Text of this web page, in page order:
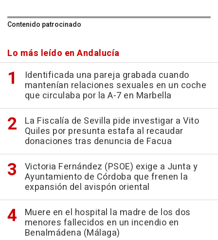
Contenido patrocinado
Lo más leído en Andalucía
Identificada una pareja grabada cuando
mantenían relaciones sexuales en un coche
que circulaba por la A-7 en Marbella
La Fiscalía de Sevilla pide investigar a Vito
Quiles por presunta estafa al recaudar
donaciones tras denuncia de Facua
Victoria Fernández (PSOE) exige a Junta y
Ayuntamiento de Córdoba que frenen la
expansión del avispón oriental
Muere en el hospital la madre de los dos
menores fallecidos en un incendio en
Benalmádena (Málaga)